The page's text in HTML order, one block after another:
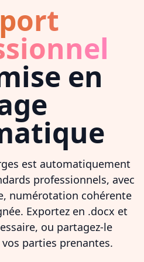
en
est automatiquement
professionnels, avec
numérotation cohérente
Exportez en .docx et
ou partagez-le
parties prenantes.